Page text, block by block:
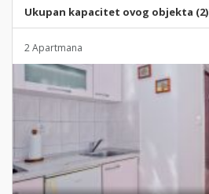
Ukupan kapacitet ovog objekta (2)
2 Apartmana